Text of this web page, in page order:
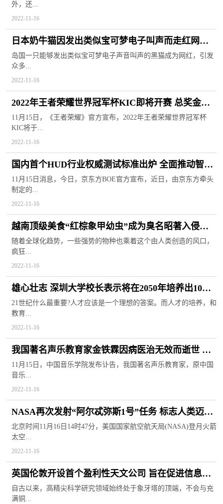
外，还...
2022-11-16
日本奶牛猫因发出类似宝可梦电子叫声而走红网络
引发众多粉丝追捧
岛国一只能够发出类似宝可梦电子声音叫声的黑猫成为网红，引发
众多...
2022-11-16
2022年王者荣耀世界冠军杯KIC即将开赛 总奖金池
高达千万美元
11月15日，《王者荣耀》官方宣布，2022年王者荣耀世界冠军杯
KIC将于...
2022-11-16
国内首个HUD行业权威测试标准出炉 全面推动智能
座舱解决方案创新
11月15日消息，今日，京东方BOE官方宣布，近日，由京东方牵头
制定的...
2022-11-16
越南顶级美食“红棕象甲幼虫”成为臭名昭著入侵物
质 于南方泛滥成灾
随着全球化趋势，一些强势的物种也乘着这个由人类创造的风口，
疯狂...
2022-11-16
雄心壮志 深圳大学校长表示将在2050年培养出10位
马化腾级校友
21世纪什么最重要?人才应该是一个理想的答案。而人才的培养，和
教育...
2022-11-16
我国著名声乐教育家金铁霖因病医治无效而逝世 曾
培养出无数优秀学生
11月15日，中国音乐学院发布讣告，我国著名声乐教育家，原中国
音乐...
2022-11-16
NASA再次发射“阿尔忒弥斯1号”任务 标志人类迈出
重返月球第一步
北京时间11月16日14时47分，美国国家航空航天局(NASA)登月火箭
太空...
2022-11-16
英国伦敦开设首个盈利性天文公司 旨在促进信息化
共享交流方面发展
自古以来，高精尖科学研究领域始终处于象牙塔的顶端，不会与充
满铜...